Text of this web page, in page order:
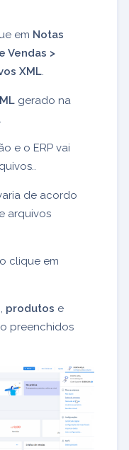
em Notas
Vendas >
XML.
gerado na
e o ERP vai
de acordo
arquivos
clique em
, produtos e
preenchidos